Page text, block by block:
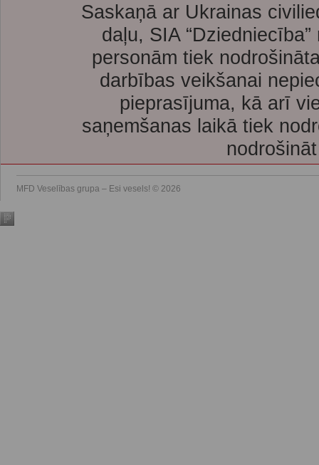
Saskaņā ar Ukrainas
daļu, SIA
personām tiek
darbības veikšanai
pieprasījuma, kā arī
saņemšanas laikā tiek
MFD Veselības grupa – Esi vesels! © 2026